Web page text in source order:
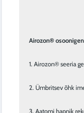
Airozon®
1. Airozon® seeria
2. Ümbritsev õhk
3. Aatomi hapnik